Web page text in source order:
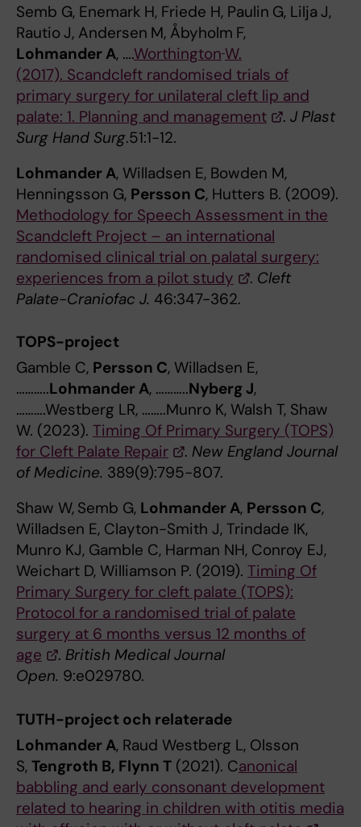
Semb G, Enemark H, Friede H, Paulin G, Lilja J,
RautioJ, Andersen M, Åbyholm F,
LohmanderA, ….Worthington W.
(2017). Scandcleft randomised trials of
primary surgery for unilateral cleft lip and
palate: 1. Planning and management
. J Plast
Surg Hand Surg.51:1-12.
Lohmander A, Willadsen E, Bowden M,
Henningsson G, Persson C, Hutters B. (2009).
Methodology for Speech Assessment in the
Scandcleft Project – an international
randomised clinical trial on palatal surgery:
experiences from a pilot study
. Cleft
Palate-Craniofac J. 46:347-362.
TOPS-project
Gamble C, Persson C, Willadsen E,
………..Lohmander A, ………..Nyberg J,
……….Westberg LR, ……..Munro K, Walsh T, Shaw
W. (2023). Timing Of Primary Surgery (TOPS)
for Cleft Palate Repair
. New England Journal
of Medicine. 389(9):795-807.
Shaw W, Semb G, Lohmander A, Persson C,
Willadsen E, Clayton-Smith J, Trindade IK,
Munro KJ, Gamble C, Harman NH, Conroy EJ,
Weichart D, Williamson P. (2019). Timing Of
Primary Surgery for cleft palate (TOPS):
Protocol for a randomised trial of palate
surgery at 6 months versus 12 months of
age
. British Medical Journal
Open. 9:e029780.
TUTH-project och relaterade
Lohmander A, Raud Westberg L, Olsson
S, Tengroth B, Flynn T (2021). Canonical
babbling and early consonant development
related to hearing in children with otitis media